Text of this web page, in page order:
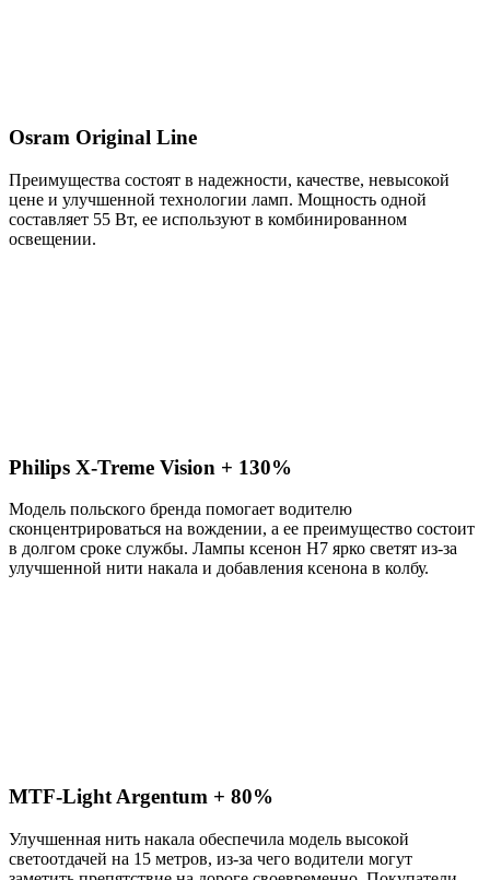
Osram Original Line
Преимущества состоят в надежности, качестве, невысокой
цене и улучшенной технологии ламп. Мощность одной
составляет 55 Вт, ее используют в комбинированном
освещении.
Philips X-Treme Vision + 130%
Модель польского бренда помогает водителю
сконцентрироваться на вождении, а ее преимущество состоит
в долгом сроке службы. Лампы ксенон H7 ярко светят из-за
улучшенной нити накала и добавления ксенона в колбу.
MTF-Light Argentum + 80%
Улучшенная нить накала обеспечила модель высокой
светоотдачей на 15 метров, из-за чего водители могут